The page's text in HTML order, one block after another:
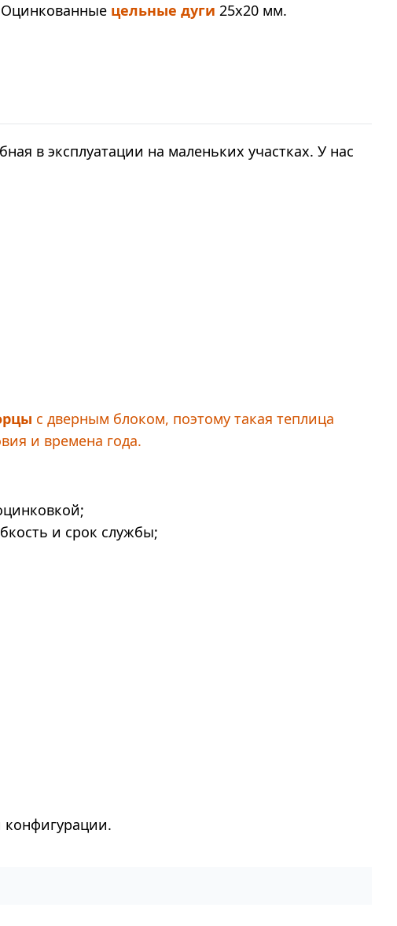
цельные дуги 25х20 мм.
в эксплуатации на маленьких участках. У нас
с дверным блоком, поэтому такая теплица
и времена года.
и срок службы;
конфигурации.